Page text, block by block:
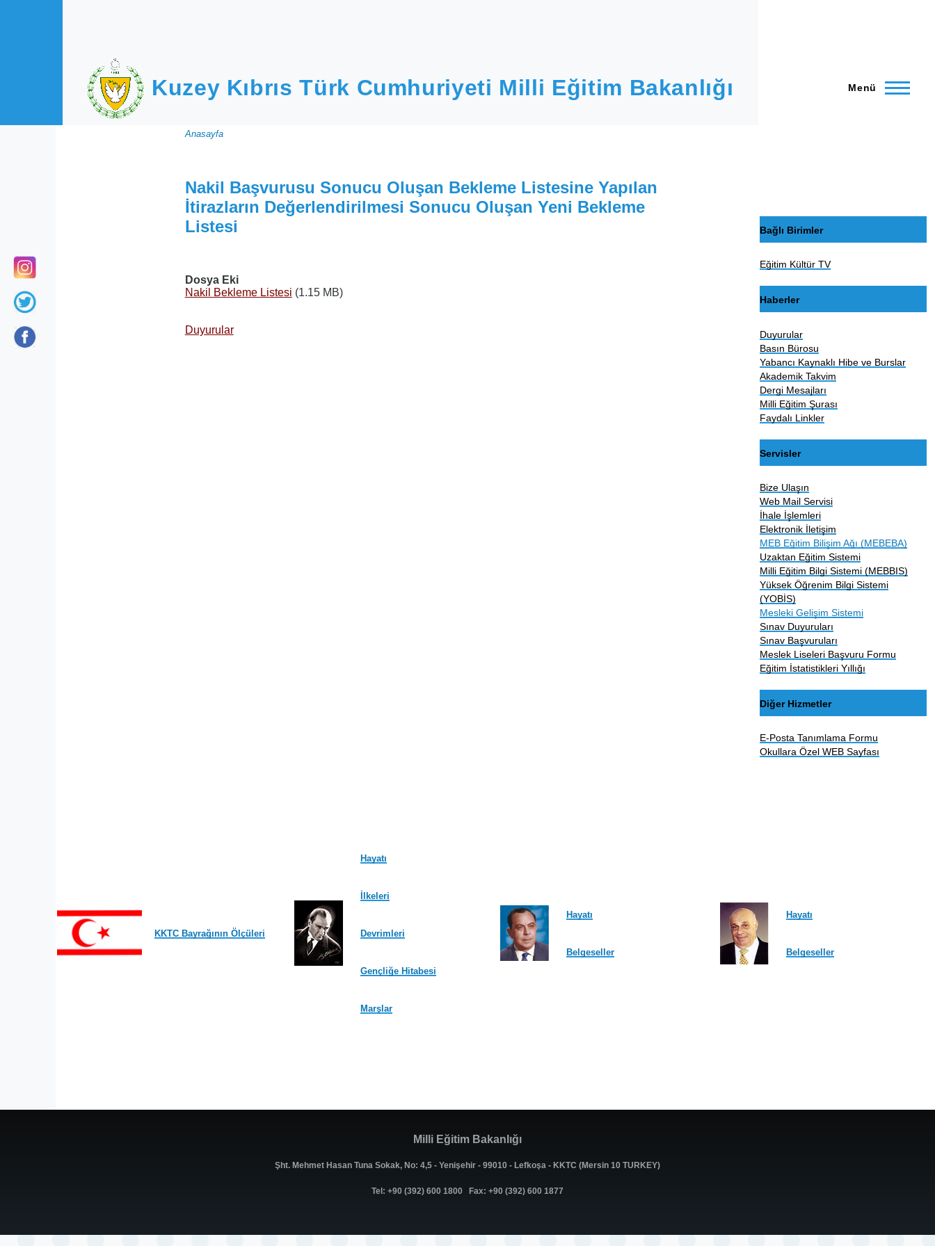
Kuzey Kıbrıs Türk Cumhuriyeti Milli Eğitim Bakanlığı Menü
Sayfa
yolu
Anasayfa
Nakil Başvurusu Sonucu Oluşan Bekleme Listesine Yapılan
İtirazların Değerlendirilmesi Sonucu Oluşan Yeni Bekleme
Listesi
Dosya Eki
Nakil Bekleme Listesi (1.15 MB)
Duyurular
Bağlı Birimler
Eğitim Kültür TV
Haberler
Duyurular
Basın Bürosu
Yabancı Kaynaklı Hibe ve Burslar
Akademik Takvim
Dergi Mesajları
Milli Eğitim Şurası
Faydalı Linkler
Servisler
Bize Ulaşın
Web Mail Servisi
İhale İşlemleri
Elektronik İletişim
MEB Eğitim Bilişim Ağı (MEBEBA)
Uzaktan Eğitim Sistemi
Milli Eğitim Bilgi Sistemi (MEBBIS)
Yüksek Öğrenim Bilgi Sistemi
(YOBİS)
Mesleki Gelişim Sistemi
Sınav Duyuruları
Sınav Başvuruları
Meslek Liseleri Başvuru Formu
Eğitim İstatistikleri Yıllığı
Diğer Hizmetler
E-Posta Tanımlama Formu
Okullara Özel WEB Sayfası
KKTC Bayrağının Ölçüleri
Hayatı
İlkeleri
Devrimleri
Gençliğe Hitabesi
Marşlar
Hayatı
Belgeseller
Hayatı
Belgeseller
Milli Eğitim Bakanlığı
Şht. Mehmet Hasan Tuna Sokak, No: 4,5 - Yenişehir - 99010 - Lefkoşa - KKTC (Mersin 10 TURKEY)
Tel: +90 (392) 600 1800 Fax: +90 (392) 600 1877